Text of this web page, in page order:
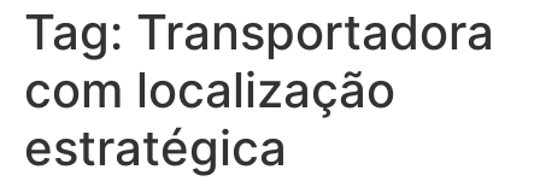
Tag: Transportadora
com localização
estratégica